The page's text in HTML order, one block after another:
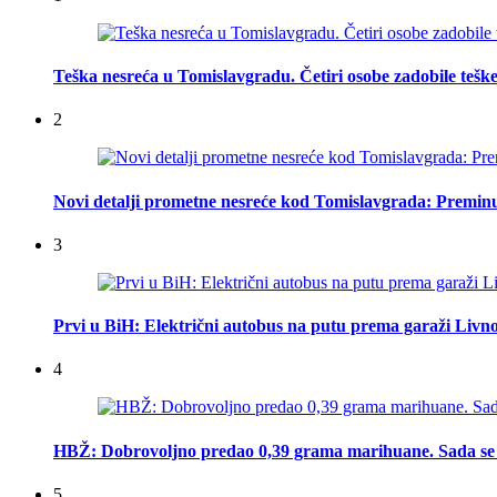
Teška nesreća u Tomislavgradu. Četiri osobe zadobile
2
Novi detalji prometne nesreće kod Tomislavgrada:
3
Prvi u BiH: Električni autobus na putu prema garaži
4
HBŽ: Dobrovoljno predao 0,39 grama marihuane. Sada